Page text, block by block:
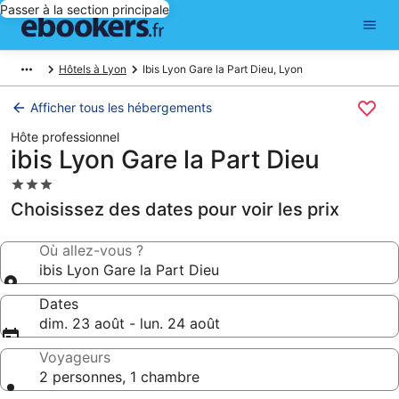
Passer à la section principale
Hôtels à Lyon Ibis Lyon Gare la Part Dieu, Lyon
Afficher tous les hébergements
Hôte professionnel
ibis Lyon Gare la Part Dieu
Hébergement
3.0 étoiles
Choisissez des dates pour voir les prix
Où allez-vous ?
ibis Lyon Gare la Part Dieu
Dates
dim. 23 août - lun. 24 août
Voyageurs
2 personnes, 1 chambre